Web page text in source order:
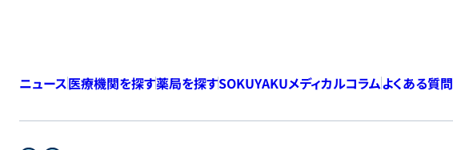
ニュース医療機関を探す薬局を探すSOKUYAKUメディカルコラムよくある質問